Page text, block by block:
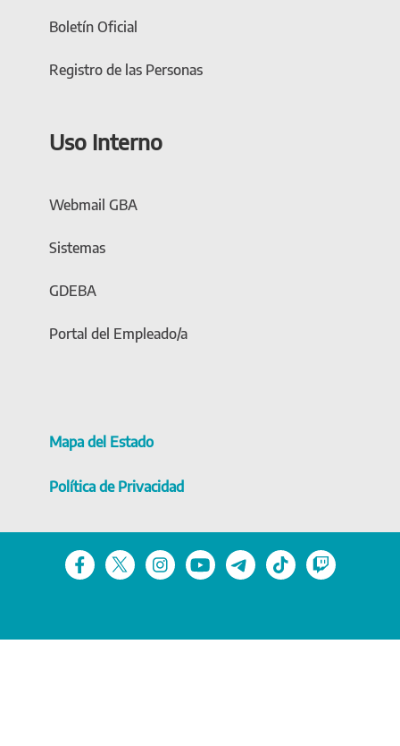
Boletín Oficial
Registro de las Personas
Uso Interno
Webmail GBA
Sistemas
GDEBA
Portal del Empleado/a
Mapa del Estado
Política de Privacidad